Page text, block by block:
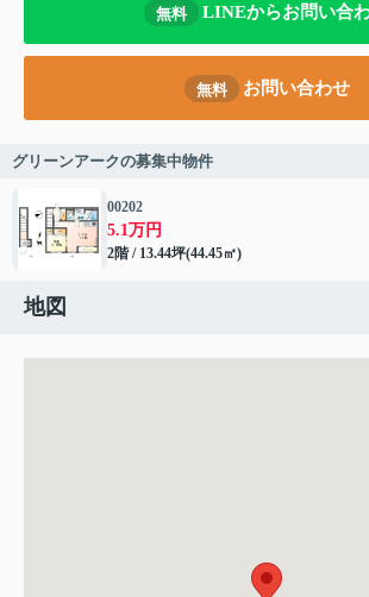
無料 LINEからお問い合
無料 お問い合わせ
グリーンアークの募集中物件
00202
5.1万円
2階 / 13.44坪(44.45㎡)
地図